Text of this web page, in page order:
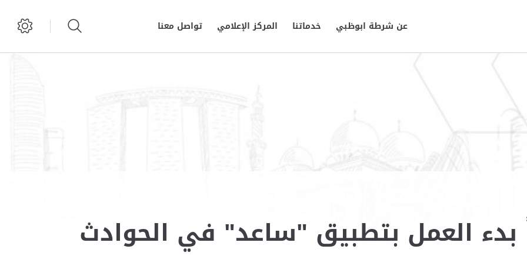
عن شرطة ابوظبي خدماتنا المركز الإعلامي تواصل معنا
العمل بتطبيق "ساعد" في الحوادث